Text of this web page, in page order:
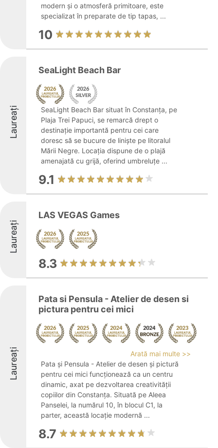
modern și o atmosferă primitoare, este
specializat în preparate de tip tapas, ...
10
Laureați
SeaLight Beach Bar
SeaLight Beach Bar situat în Constanța, pe
Plaja Trei Papuci, se remarcă drept o
destinație importantă pentru cei care
doresc să se bucure de liniște pe litoralul
Mării Negre. Locația dispune de o plajă
amenajată cu grijă, oferind umbreluțe ...
9.1
Laureați
LAS VEGAS Games
8.3
Laureați
Pata si Pensula - Atelier de desen si
pictura pentru cei mici
Arată mai multe >>
Pata și Pensula - Atelier de desen și pictură
pentru cei mici funcționează ca un centru
dinamic, axat pe dezvoltarea creativității
copiilor din Constanța. Situată pe Aleea
Panselei, la numărul 10, în blocul C1, la
parter, această locație modernă ...
8.7